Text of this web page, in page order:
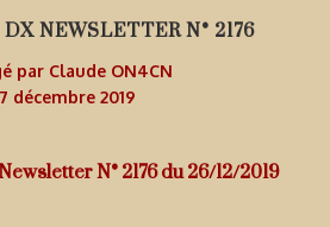
NEWSLETTER N° 2176
par Claude ON4CN
décembre 2019
N° 2176 du 26/12/2019